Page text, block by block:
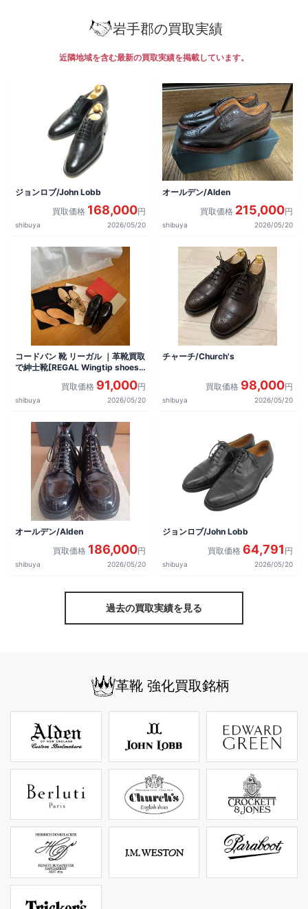
岩手郡の買取実績
近隣地域を含む最新の買取実績を掲載しています。
ジョンロブ/John Lobb
買取価格 168,000円
shibuya 2026/05/20
オールデン/Alden
買取価格 215,000円
shibuya 2026/05/20
コードバン 靴 リーガル ｜革靴買取
で紳士靴[REGAL Wingtip shoes]
買取価格 91,000円
shibuya 2026/05/20
チャーチ/Church's
買取価格 98,000円
shibuya 2026/05/20
オールデン/Alden
買取価格 186,000円
shibuya 2026/05/20
ジョンロブ/John Lobb
買取価格 64,791 円
shibuya 2026/05/20
過去の買取実績を見る
革靴 強化買取銘柄